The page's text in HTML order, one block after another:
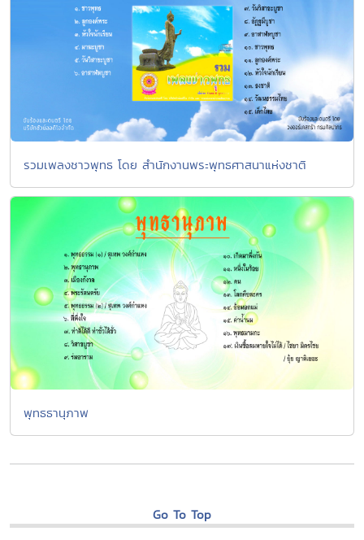
รวมเพลงชาวพุทธ โดย สำนักงานพระพุทธศาสนาแห่งชาติ
พุทธธานุภาพ
Go To Top